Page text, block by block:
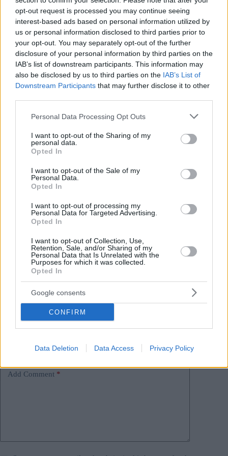
opt-out request is processed you may continue seeing
interest-based ads based on personal information utilized by
us or personal information disclosed to third parties prior to
your opt-out. You may separately opt-out of the further
disclosure of your personal information by third parties on the
IAB’s list of downstream participants. This information may
also be disclosed by us to third parties on the IAB’s List of
Downstream Participants that may further disclose it to other
Please note that this website/app uses one or more Google
not limited to your visit or usage behaviour. You may click to
grant or deny consent to Google and its third-party tags to
use your data for below specified purposes in below Google
consent section.
Personal Data Processing Opt Outs
I want to opt-out of the Sharing of my
personal data.
Opted In
I want to opt-out of the Sale of my
Personal Data.
Opted In
I want to opt-out of processing my
Personal Data for Targeted Advertising.
Opted In
I want to opt-out of Collection, Use,
Retention, Sale, and/or Sharing of my
Personal Data that Is Unrelated with the
Purposes for which it was collected.
Opted In
Google consents
CONFIRM
Data Deletion Data Access Privacy Policy
Le agevolazioni fiscali per le famiglie che allevano figli sono
destinate a raddoppiare in linea con le modifiche fiscali
approvate dal parlamento in una votazione martedì, ha detto il
segretario di stato per gli affari familiari.
“La sinistra politica però non ha sostenuto nemmeno questa
volta le famiglie ungheresi, non ha votato a favore del
raddoppio dello sgravio fiscale a cui hanno diritto le famiglie
con figli, ha detto sui social media la” Zsófia Koncz in
Secondo la legislazione, l’agevolazione fiscale aumenterà per
fiorini con due, e 49.500 con tre o più a partire dal 1° luglio
del prossimo anno, ha detto Koncz In una fase che seguirà il
1° gennaio 2026, l’indennità è destinata a raggiungere
due e 66.000 fiorini per le famiglie con tre o più figli.
parlamento ungherese #sussidi per l'acquisto di case
#ungheria
Leave a Reply
Your email address will not be published.
Name*
Add Comment *